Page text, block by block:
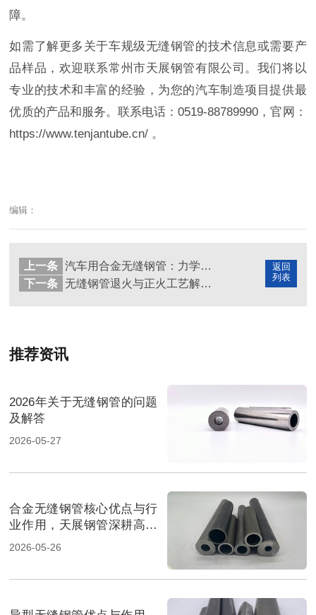
障。
如需了解更多关于车规级无缝钢管的技术信息或需要产
品样品，欢迎联系常州市天展钢管有限公司。我们将以
专业的技术和丰富的经验，为您的汽车制造项目提供最
优质的产品和服务。联系电话：0519-88789990，官网：
https://www.tenjantube.cn/ 。
编辑：
返回
列表
上一条
汽车用合金无缝钢管：力学性能与表面精度的双重挑战
下一条
无缝钢管退火与正火工艺解析：原理、区别与性能影响
推荐资讯
2026年关于无缝钢管的问题
及解答
2026-05-27
合金无缝钢管核心优点与行
业作用，天展钢管深耕高端
管材
2026-05-26